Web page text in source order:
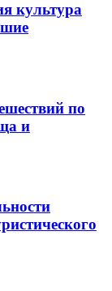
культура
по
и